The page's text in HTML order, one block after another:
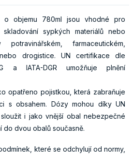
o objemu 780ml jsou vhodné pro
sypkých materiálů nebo
farmaceutickém,
drogistice. UN certifikace dle
a IATA-DGR umožňuje plnění
opatřeno pojistkou, která zabraňuje
s obsahem. Dózy mohou díky UN
i jako vnější obal nebezpečné
do dvou obalů současně.
které se odchylují od normy,